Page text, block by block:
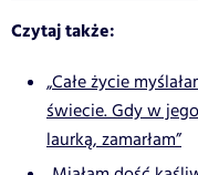
Czytaj także:
„Całe życie
świecie. Gdy w
laurką, zamarłam”